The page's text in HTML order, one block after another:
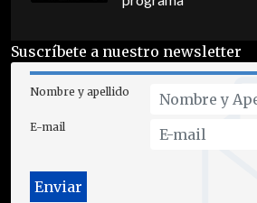
Suscríbete a nuestro newsletter
Nombre y apellido
E-mail